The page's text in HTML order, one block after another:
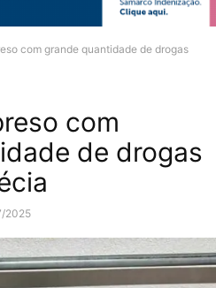
com grande quantidade de drogas
com
de drogas
2025